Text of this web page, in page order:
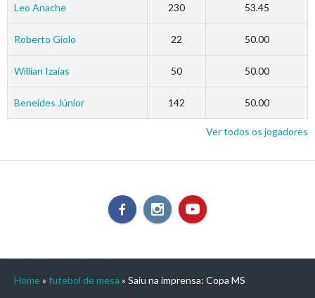
Leo Anache 230 53.45
Roberto Giolo 22 50.00
Willian Izaias 50 50.00
Beneides Júnior 142 50.00
Ver todos os jogadores
Home » futebol de mesa » Saiu na imprensa: Copa MS